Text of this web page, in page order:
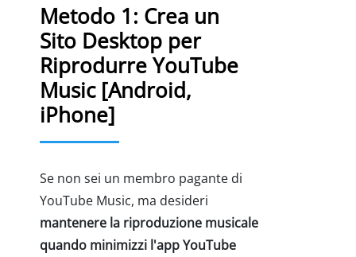
Metodo 1: Crea un
Sito Desktop per
Riprodurre YouTube
Music [Android,
iPhone]
Se non sei un membro pagante di
YouTube Music, ma desideri
mantenere la riproduzione musicale
quando minimizzi l'app YouTube